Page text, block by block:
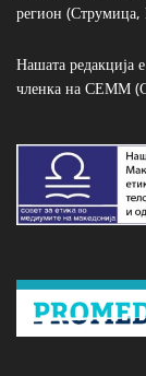
регион
Нашата редакција
членка на СЕММ